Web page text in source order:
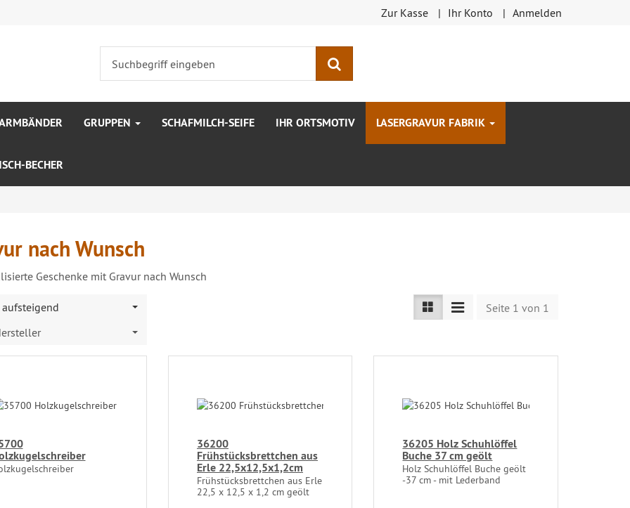
Zur Kasse Ihr Konto Anmelden
GRUPPEN SCHAFMILCH-SEIFE IHR ORTSMOTIV LASERGRAVUR FABRIK
BECHER
nach Wunsch
Geschenke mit Gravur nach Wunsch
aufsteigend
Seite 1 von 1
36200
Frühstücksbrettchen aus
Erle 22,5x12,5x1,2cm
Frühstücksbrettchen aus Erle
22,5 x 12,5 x 1,2 cm geölt
36205 Holz Schuhlöffel
Buche 37 cm geölt
Holz Schuhlöffel Buche geölt
-37 cm - mit Lederband